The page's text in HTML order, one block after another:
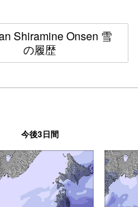
Shiramine Onsen 雪
の履歴
今後3日間